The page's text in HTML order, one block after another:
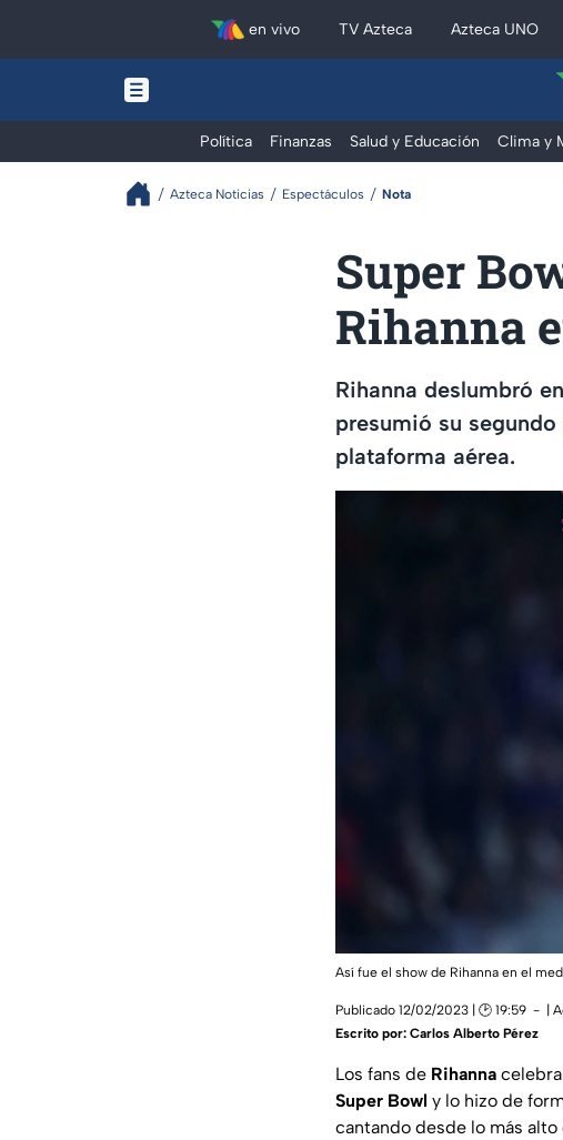
en vivo TV Azteca Azteca UNO
Política Finanzas Salud y Educación Clima y
Azteca Noticias Espectáculos Nota
Super
Rihanna
Rihanna deslumbró
presumió su
plataforma aérea.
Así fue el show de Rihanna en el
Publicado 12/02/2023 | 🕑 19:59 |
Escrito por: Carlos Alberto Pérez
Los fans de Rihanna
Super Bowl y lo hizo de
cantando desde lo más alto